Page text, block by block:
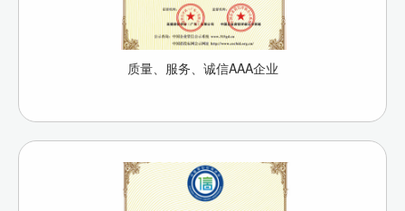
质量、服务、诚信AAA企业